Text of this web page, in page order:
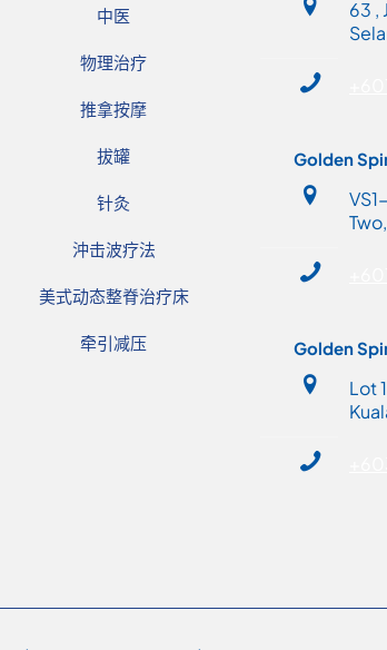
中医
物理治疗
推拿按摩
拔罐
针灸
沖击波疗法
美式动态整脊治疗床
牵引减压
63 ,
Golden
Golden
Lot